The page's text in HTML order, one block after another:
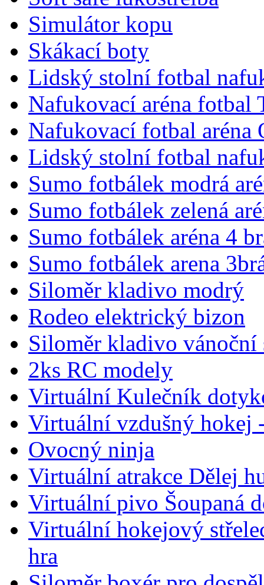
Simulátor kopu
Skákací boty
Lidský stolní fotbal
Nafukovací aréna fotbal
Nafukovací fotbal aréna
Lidský stolní fotbal
Sumo fotbálek modrá
Sumo fotbálek zelená
Sumo fotbálek aréna 4
Sumo fotbálek arena
Siloměr kladivo modrý
Rodeo elektrický bizon
Siloměr kladivo vánoční
2ks RC modely
Virtuální Kulečník
Virtuální vzdušný hokej
Ovocný ninja
Virtuální atrakce Dělej
Virtuální pivo Šoupaná
Virtuální hokejový
hra